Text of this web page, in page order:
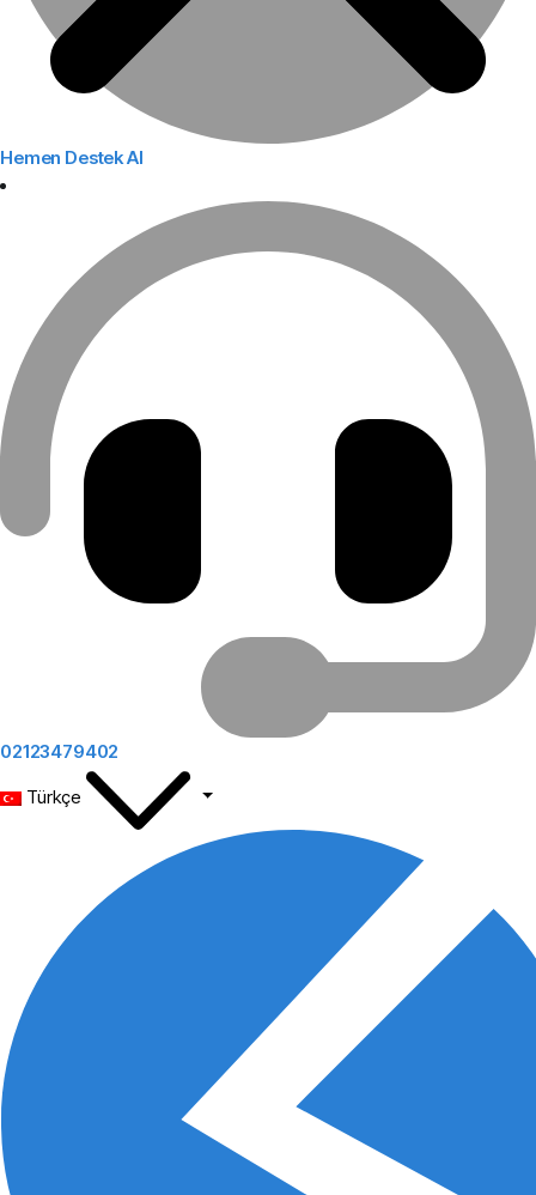
Hemen Destek Al
02123479402
Türkçe